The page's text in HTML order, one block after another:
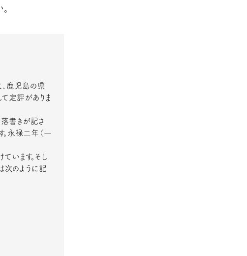
鹿児島の県
定評がありま
書きが記さ
。永禄二年（一
ます。そし
のように記